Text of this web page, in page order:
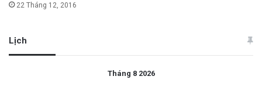
22 Tháng 12, 2016
Lịch
Tháng 8 2026